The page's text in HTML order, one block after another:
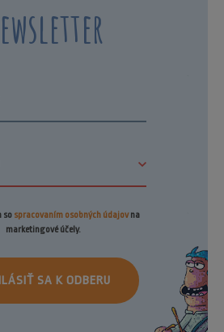
so spracovaním osobných údajovna
marketingové účely.
SA K ODBERU